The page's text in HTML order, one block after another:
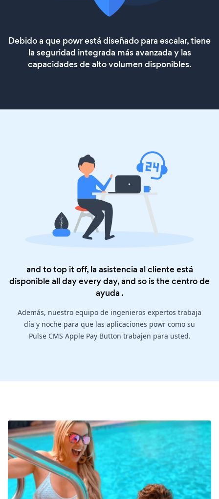
Debido a que powr está diseñado para escalar, tiene
la seguridad integrada más avanzada y las
capacidades de alto volumen disponibles.
and to top it off, la asistencia al cliente está
disponible all day every day, and so is thecentro de
ayuda .
Además, nuestro equipo de ingenieros expertos trabaja
día y noche para que las aplicaciones powr como su
Pulse CMS Apple Pay Button trabajen para usted.